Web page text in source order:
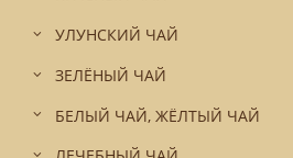
УЛУНСКИЙ ЧАЙ
ЗЕЛЁНЫЙ ЧАЙ
БЕЛЫЙ ЧАЙ, ЖЁЛТЫЙ ЧАЙ